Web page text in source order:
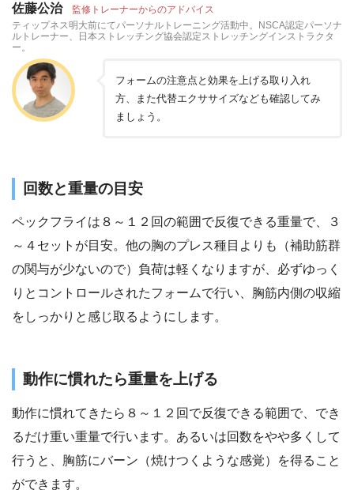
佐藤公治 監修トレーナーからのアドバイス
ティップネス明大前にてパーソナルトレーニング活動中。NSCA認定パーソナ
ルトレーナー、日本ストレッチング協会認定ストレッチングインストラクタ
ー。
フォームの注意点と効果を上げる取り入れ
方、また代替エクササイズなども確認してみ
ましょう。
回数と重量の目安
ペックフライは８～１２回の範囲で反復できる重量で、３
～４セットが目安。他の胸のプレス種目よりも（補助筋群
の関与が少ないので）負荷は軽くなりますが、必ずゆっく
りとコントロールされたフォームで行い、胸筋内側の収縮
をしっかりと感じ取るようにします。
動作に慣れたら重量を上げる
動作に慣れてきたら８～１２回で反復できる範囲で、でき
るだけ重い重量で行います。あるいは回数をやや多くして
行うと、胸筋にバーン（焼けつくような感覚）を得ること
ができます。